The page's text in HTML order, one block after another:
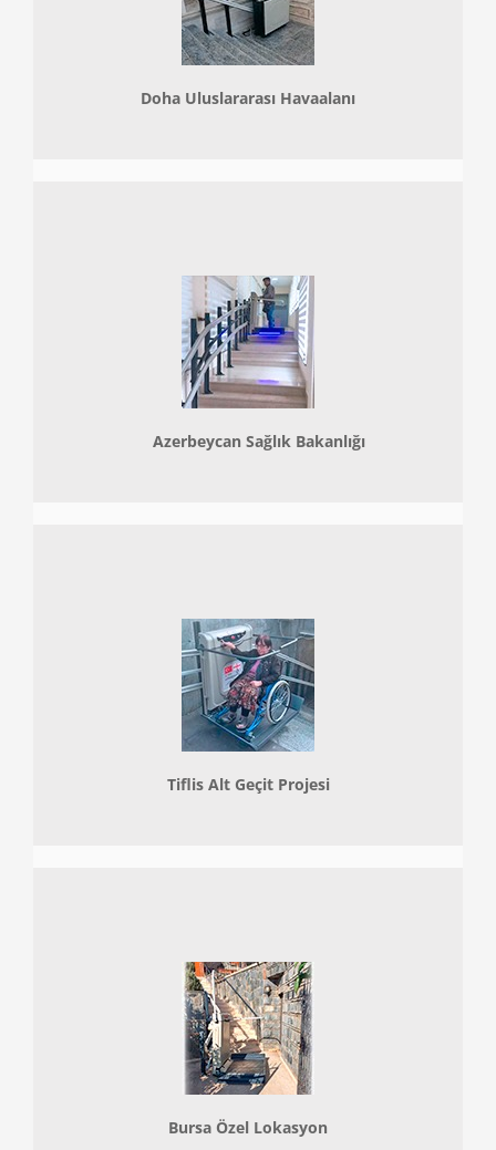
Doha Uluslararası Havaalanı
Azerbeycan Sağlık Bakanlığı
Tiflis Alt Geçit Projesi
Bursa Özel Lokasyon